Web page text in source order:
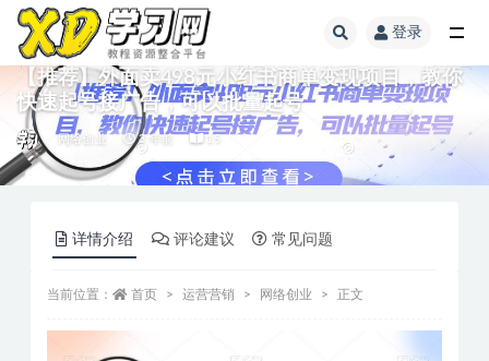
登录
【推荐】外面卖498元小红书商单变现项目，教你
快速起号接广告，可以批量起号
网络创业 3 年前 15
详情介绍 评论建议 常见问题
当前位置： 首页 运营营销 网络创业 正文